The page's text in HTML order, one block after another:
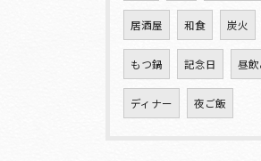
居酒屋 和食 炭火
もつ鍋 記念日 昼飲
ディナー 夜ご飯